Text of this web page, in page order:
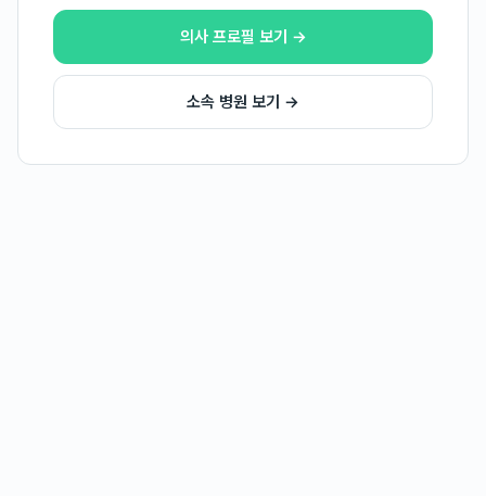
의사 프로필 보기 →
소속 병원 보기 →